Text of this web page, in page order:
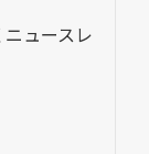
ュースレ